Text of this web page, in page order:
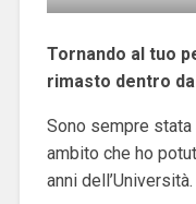
Tornando al tuo
rimasto dentro
Sono sempre
ambito che ho
anni dell’Università.